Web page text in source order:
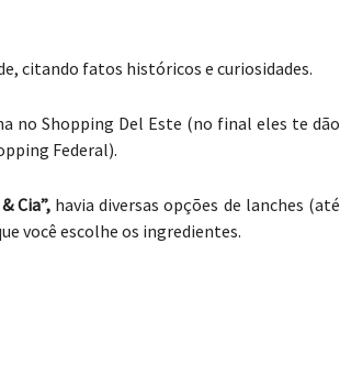
citando fatos históricos e curiosidades.
no Shopping Del Este (no final eles te dão
Federal).
Cia”,havia diversas opções de lanches (até
você escolhe os ingredientes.